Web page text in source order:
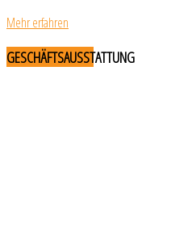
Mehr erfahren
GESCHÄFTSAUSSTATTUNG